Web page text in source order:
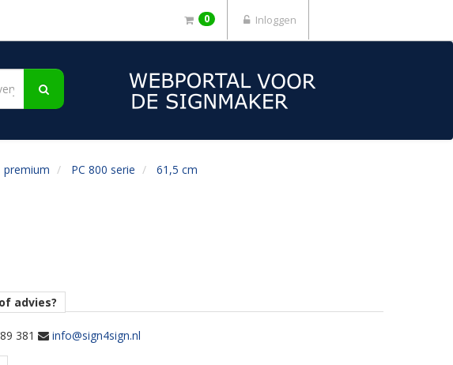
0 Inloggen
premium PC 800 serie
61,5 cm
advies?
381 info@sign4sign.nl